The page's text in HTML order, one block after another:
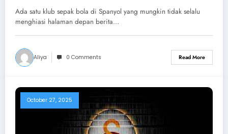
Ada satu klub sepak bola di Spanyol yang mungkin tidak selalu
menghiasi halaman depan berita…
Aliya 0 Comments Read More
October 27, 2025